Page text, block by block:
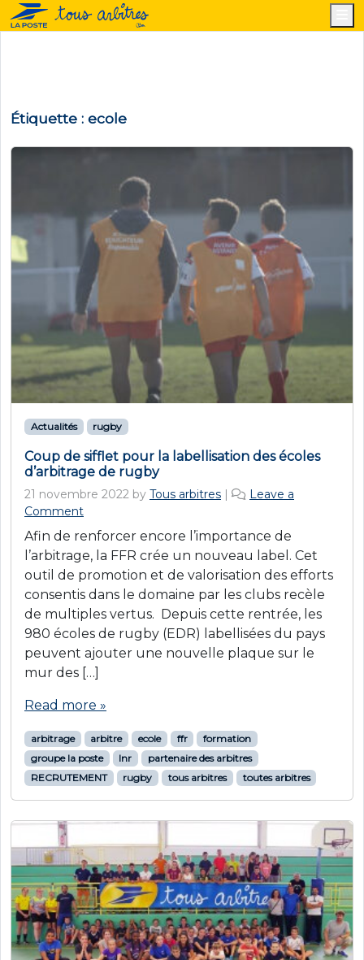
Étiquette : ecole
Actualités rugby
Coup de sifflet pour la labellisation des écoles
d’arbitrage de rugby
21 novembre 2022 by Tous arbitres |
Leave a
Comment
Afin de renforcer encore l’importance de
l’arbitrage, la FFR crée un nouveau label. Cet
outil de promotion et de valorisation des efforts
consentis dans le domaine par les clubs recèle
de multiples vertus. Depuis cette rentrée, les
980 écoles de rugby (EDR) labellisées du pays
peuvent ajouter une nouvelle plaque sur le
mur des […]
Read more »
arbitrage arbitre ecole ffr
formation
groupe la poste
lnr
partenaire des arbitres
RECRUTEMENT
rugby tous arbitres toutes arbitres